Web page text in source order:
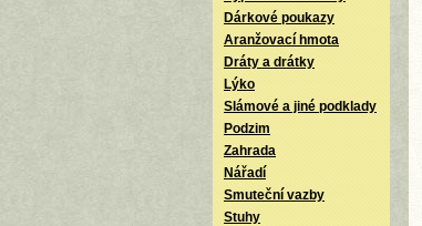
Dárkové poukazy
Aranžovací hmota
Dráty a drátky
Lýko
Slámové a jiné podklady
Podzim
Zahrada
Nářadí
Smuteční vazby
Stuhy